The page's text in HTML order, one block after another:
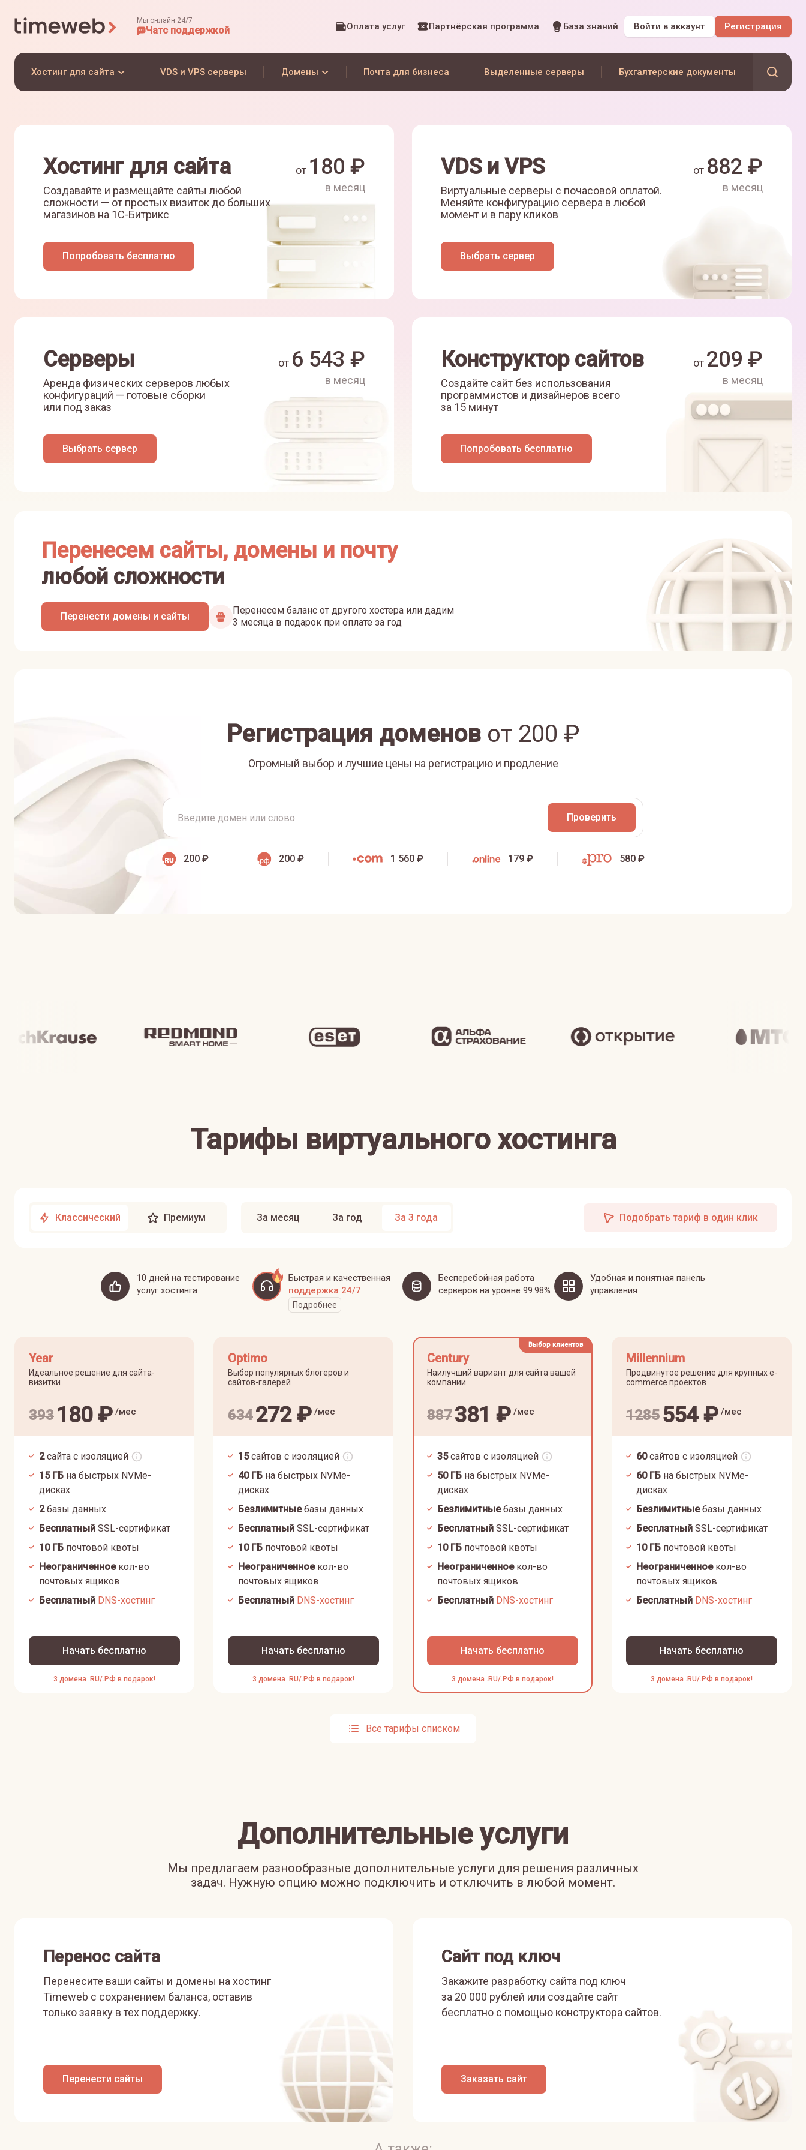
Мы онлайн 24/7
Чатс поддержкой Оплата услуг Партнёрская программа База знаний Войти в аккаунт Регистрация
Хостинг для сайта VDS и VPS серверы Домены Почта для бизнеса Выделенные серверы Бухгалтерские документы
Хостинг для сайта
Создавайте и размещайте сайты любой
сложности — от простых визиток до больших
магазинов на 1С-Битрикс
Попробовать бесплатно
от 180 ₽
в месяц
VDS и VPS
Виртуальные серверы с почасовой оплатой.
Меняйте конфигурацию сервера в любой
момент и в пару кликов
Выбрать сервер
от 882 ₽
в месяц
Серверы
Аренда физических серверов любых
конфигураций — готовые сборки
или под заказ
Выбрать сервер
от 6 543 ₽
в месяц
Конструктор сайтов
Создайте сайт без использования
программистов и дизайнеров всего
за 15 минут
Попробовать бесплатно
от 209 ₽
в месяц
Перенесем сайты, домены и почту
любой сложности
Перенести домены и сайты
Перенесем баланс от другого хостера или дадим
3 месяца в подарок при оплате за год
Регистрация доменов от 200 ₽
Огромный выбор и лучшие цены на регистрацию и продление
Проверить
200 ₽ 200 ₽ 1 560 ₽ 179 ₽ 580 ₽
Тарифы виртуального хостинга
Классический Премиум За месяц За год За 3 года Подобрать тариф в один клик
10 дней на тестирование
услуг хостинга
Быстрая и качественная
поддержка 24/7
Подробнее
Бесперебойная работа
серверов на уровне 99.98%
Удобная и понятная панель
управления
Year
Идеальное решение для сайта-
визитки
393 180₽ /мес
2 сайта с изоляцией
15ГБ на быстрых NVMe-
дисках
2базы данных
Бесплатный SSL-сертификат
10ГБ почтовой квоты
Неограниченноекол-во
почтовых ящиков
Бесплатный DNS-хостинг
Начать бесплатно
3 домена .RU/.РФ в подарок!
Optimo
Выбор популярных блогеров и
сайтов-галерей
634272₽ /мес
15 сайтов с изоляцией
40ГБ на быстрых NVMe-
дисках
Безлимитныебазы данных
Бесплатный SSL-сертификат
10ГБ почтовой квоты
Неограниченноекол-во
почтовых ящиков
Бесплатный DNS-хостинг
Начать бесплатно
3 домена .RU/.РФ в подарок!
Выбор клиентов
Century
Наилучший вариант для сайта вашей
компании
887381 ₽ /мес
35 сайтов с изоляцией
50ГБ на быстрых NVMe-
дисках
Безлимитныебазы данных
Бесплатный SSL-сертификат
10ГБ почтовой квоты
Неограниченноекол-во
почтовых ящиков
Бесплатный DNS-хостинг
Начать бесплатно
3 домена .RU/.РФ в подарок!
Millennium
Продвинутое решение для крупных e-
commerce проектов
1285 554₽ /мес
60 сайтов с изоляцией
60ГБ на быстрых NVMe-
дисках
Безлимитныебазы данных
Бесплатный SSL-сертификат
10ГБ почтовой квоты
Неограниченноекол-во
почтовых ящиков
Бесплатный DNS-хостинг
Начать бесплатно
3 домена .RU/.РФ в подарок!
Все тарифы списком
Дополнительные услуги
Мы предлагаем разнообразные дополнительные услуги для решения различных
задач. Нужную опцию можно подключить и отключить в любой момент.
Перенос сайта
Перенесите ваши сайты и домены на хостинг
Timeweb с сохранением баланса, оставив
только заявку в тех поддержку.
Перенести сайты
Сайт под ключ
Закажите разработку сайта под ключ
за 20 000 рублей или создайте сайт
бесплатно с помощью конструктора сайтов.
Заказать сайт